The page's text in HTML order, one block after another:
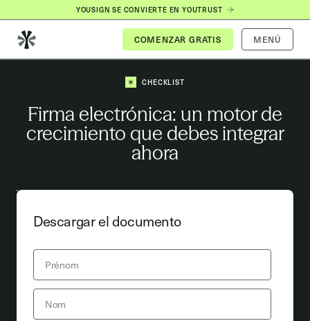
YOUSIGN SE CONVIERTE EN YOUTRUST
MENÚ
CHECKLIST
Firma electrónica: un motor de
crecimiento que debes integrar
ahora
Descargar el documento